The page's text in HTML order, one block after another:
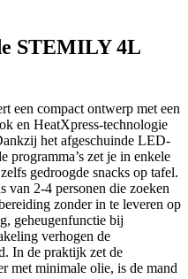
STEMILY 4L
een compact ontwerp met een
en HeatXpress-technologie
het afgeschuinde LED-
programma’s zet je in enkele
gedroogde snacks op tafel.
van 2-4 personen die zoeken
zonder in te leveren op
geheugenfunctie bij
verhogen de
In de praktijk zet de
met minimale olie, is de mand